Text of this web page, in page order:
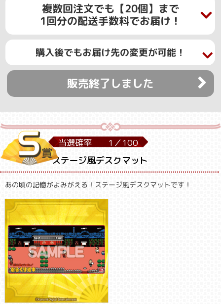
複数回注文でも【20個】まで
1回分の配送手数料でお届け！
購入後でもお届け先の変更が可能！
販売終了しました
当選確率 1／100
ステージ風デスクマット
あの頃の記憶がよみがえる！ステージ風デスクマットです！